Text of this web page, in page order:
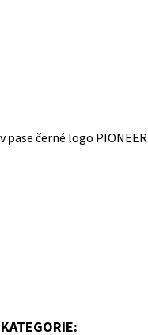
pase černé logo PIONEER
KATEGORIE: